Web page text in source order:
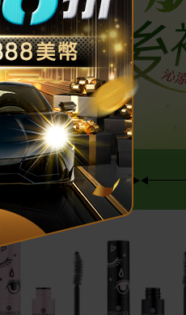
購清單！